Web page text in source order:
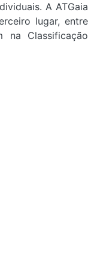
A ATGaia
lugar, entre
na Classificação